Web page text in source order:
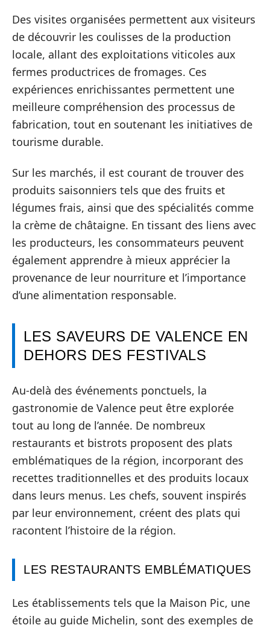
Des visites organisées permettent aux visiteurs
de découvrir les coulisses de la production
locale, allant des exploitations viticoles aux
fermes productrices de fromages. Ces
expériences enrichissantes permettent une
meilleure compréhension des processus de
fabrication, tout en soutenant les initiatives de
tourisme durable.
Sur les marchés, il est courant de trouver des
produits saisonniers tels que des fruits et
légumes frais, ainsi que des spécialités comme
la crème de châtaigne. En tissant des liens avec
les producteurs, les consommateurs peuvent
également apprendre à mieux apprécier la
provenance de leur nourriture et l’importance
d’une alimentation responsable.
LES SAVEURS DE VALENCE EN
DEHORS DES FESTIVALS
Au-delà des événements ponctuels, la
gastronomie de Valence peut être explorée
tout au long de l’année. De nombreux
restaurants et bistrots proposent des plats
emblématiques de la région, incorporant des
recettes traditionnelles et des produits locaux
dans leurs menus. Les chefs, souvent inspirés
par leur environnement, créent des plats qui
racontent l’histoire de la région.
LES RESTAURANTS EMBLÉMATIQUES
Les établissements tels que la Maison Pic, une
étoile au guide Michelin, sont des exemples de